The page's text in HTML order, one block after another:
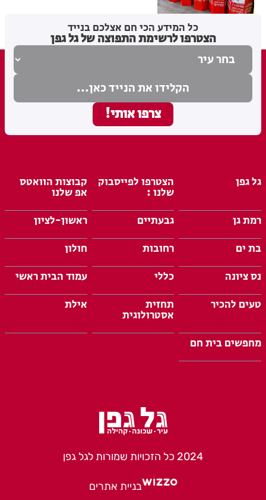
כל המידע הכי חם אצלכם בנייד
הצטרפו לרשימת התפוצה של גל גפן
גל גפן הצטרפו לפייסבוק
שלנו :
קבוצות הוואטס
אפ שלנו
רמת גן
גבעתיים
ראשון-לציון
בת ים
רחובות
חולון
נס ציונה
כללי
עמוד הבית ראשי
טעים להכיר
תחזית
אסטרולוגית
אילת
מחפשים בית חם
2024 כל הזכויות שמורות לגל גפן
בניית אתרים